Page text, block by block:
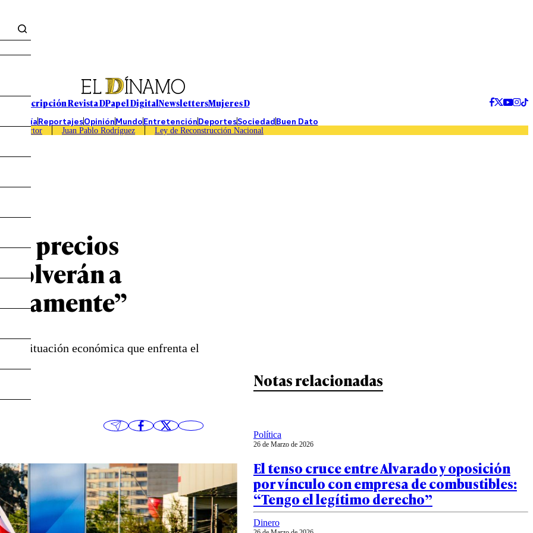
Suscripción Revista DPapel DigitalNewslettersMujeres D
EconomíaReportajesOpiniónMundoEntretenciónDeportesSociedadBuen Dato
Caso Sartor Juan Pablo Rodríguez Ley de Reconstrucción Nacional
precios
a
la situación económica que enfrenta el
Notas relacionadas
Política
26 de Marzo de 2026
El tenso cruce entre Alvarado y oposición
por vínculo con empresa de combustibles:
“Tengo el legítimo derecho”
Dinero